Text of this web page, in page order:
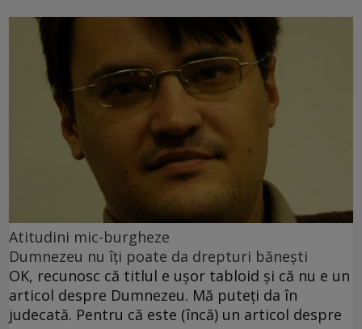
Atitudini mic-burgheze
Dumnezeu nu îţi poate da drepturi băneşti
OK, recunosc că titlul e uşor tabloid şi că nu e un
articol despre Dumnezeu. Mă puteţi da în
judecată. Pentru că este (încă) un articol despre